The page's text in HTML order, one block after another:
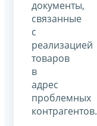
документы,
связанные
с
реализацией
товаров
в
адрес
проблемных
контрагентов.